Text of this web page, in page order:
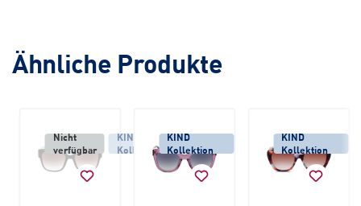
Ähnliche Produkte
Nicht
verfügbar
KIND
Kollektion
KIND
Kollektion
KIND
Kollektion